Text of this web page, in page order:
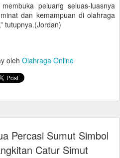
peluang seluas-luasnya
dan kemampuan di olahraga
tutupnya.(Jordan)
oleh Olahraga Online
Percasi Sumut Simbol
Catur Simut